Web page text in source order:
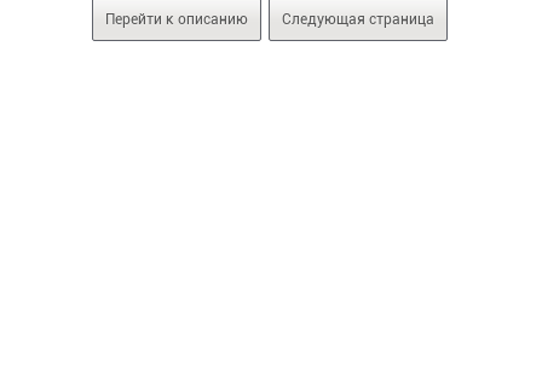
Перейти к описанию Следующая страница